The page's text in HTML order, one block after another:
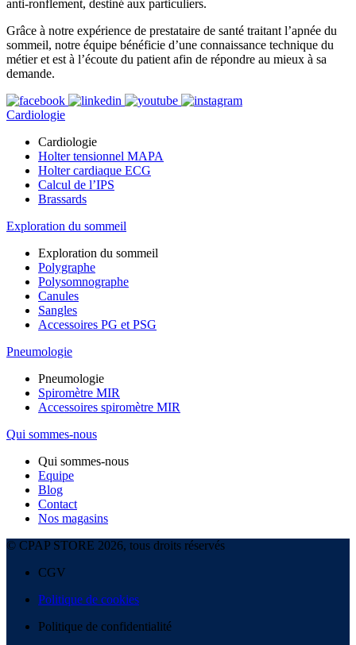
anti-ronflement, destiné aux particuliers.
Grâce à notre expérience de prestataire de santé traitant l’apnée du
sommeil, notre équipe bénéficie d’une connaissance technique du
métier et est à l’écoute du patient afin de répondre au mieux à sa
demande.
Cardiologie
Cardiologie
Holter tensionnel MAPA
Holter cardiaque ECG
Calcul de l’IPS
Brassards
Exploration du sommeil
Exploration du sommeil
Polygraphe
Polysomnographe
Canules
Sangles
Accessoires PG et PSG
Pneumologie
Pneumologie
Spiromètre MIR
Accessoires spiromètre MIR
Qui sommes-nous
Qui sommes-nous
Equipe
Blog
Contact
Nos magasins
© CPAP STORE 2026, tous droits réservés
CGV
Politique de cookies
Politique de confidentialité